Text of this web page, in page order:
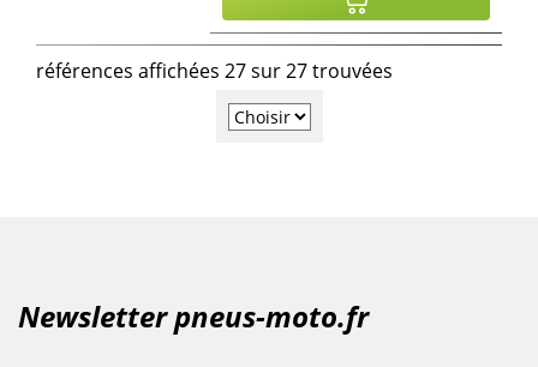
références affichées 27 sur 27 trouvées
Newsletter pneus-moto.fr